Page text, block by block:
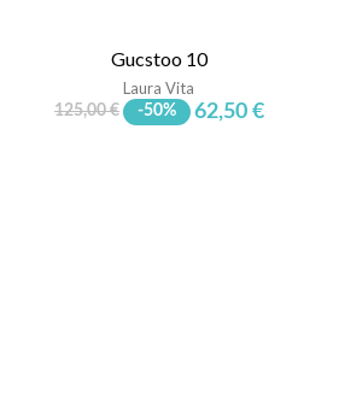
Gucstoo 10
Laura Vita
125,00 € -50% 62,50 €